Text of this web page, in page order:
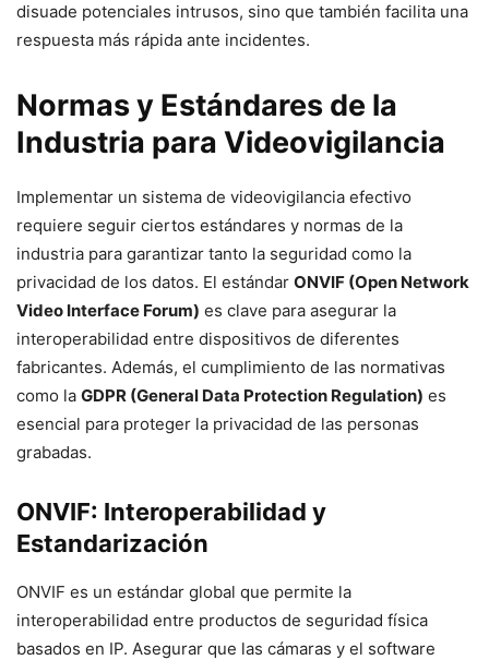
disuade potenciales intrusos, sino que también facilita una
respuesta más rápida ante incidentes.
Normas y Estándares de la
Industria para Videovigilancia
Implementar un sistema de videovigilancia efectivo
requiere seguir ciertos estándares y normas de la
industria para garantizar tanto la seguridad como la
privacidad de los datos. El estándar ONVIF (Open Network
Video Interface Forum) es clave para asegurar la
interoperabilidad entre dispositivos de diferentes
fabricantes. Además, el cumplimiento de las normativas
como la GDPR (General Data Protection Regulation) es
esencial para proteger la privacidad de las personas
grabadas.
ONVIF: Interoperabilidad y
Estandarización
ONVIF es un estándar global que permite la
interoperabilidad entre productos de seguridad física
basados en IP. Asegurar que las cámaras y el software